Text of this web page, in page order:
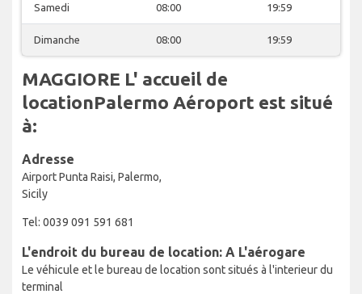
Samedi 08:00 19:59
Dimanche 08:00 19:59
MAGGIORE L' accueil de
locationPalermo Aéroport est situé
à:
Adresse
Airport Punta Raisi, Palermo,
Sicily
Tel: 0039 091 591 681
L'endroit du bureau de location: A L'aérogare
Le véhicule et le bureau de location sont situés à l'interieur du
terminal